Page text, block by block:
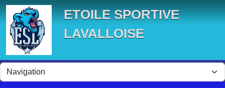
ETOILE SPORTIVE
LAVALLOISE
Panneau de gestion des cookies